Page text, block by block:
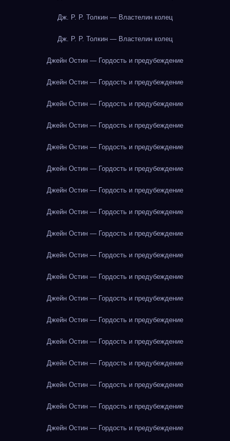
Дж. Р. Р. Толкин — Властелин колец
Дж. Р. Р. Толкин — Властелин колец
Джейн Остин — Гордость и предубеждение
Джейн Остин — Гордость и предубеждение
Джейн Остин — Гордость и предубеждение
Джейн Остин — Гордость и предубеждение
Джейн Остин — Гордость и предубеждение
Джейн Остин — Гордость и предубеждение
Джейн Остин — Гордость и предубеждение
Джейн Остин — Гордость и предубеждение
Джейн Остин — Гордость и предубеждение
Джейн Остин — Гордость и предубеждение
Джейн Остин — Гордость и предубеждение
Джейн Остин — Гордость и предубеждение
Джейн Остин — Гордость и предубеждение
Джейн Остин — Гордость и предубеждение
Джейн Остин — Гордость и предубеждение
Джейн Остин — Гордость и предубеждение
Джейн Остин — Гордость и предубеждение
Джейн Остин — Гордость и предубеждение